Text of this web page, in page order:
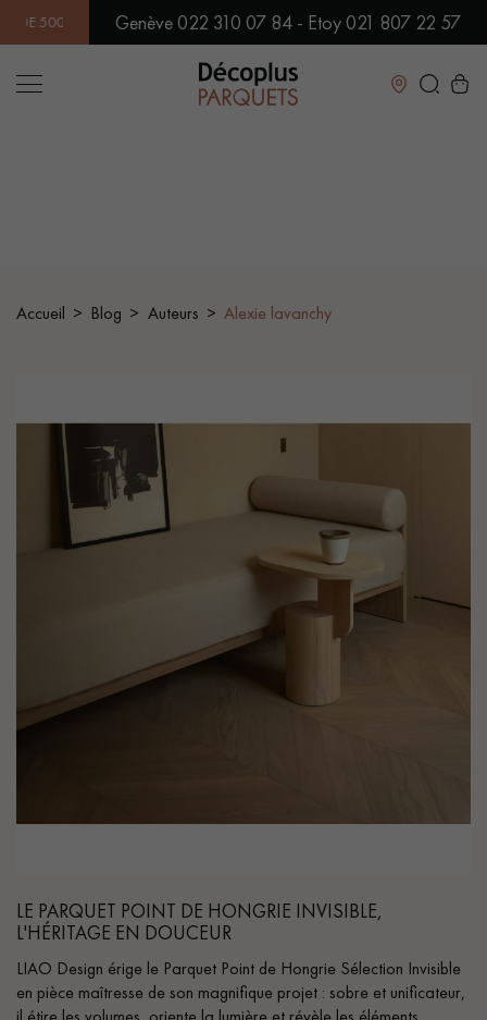
EN SHOWROOM | DISPONIBILITÉ IMMÉDIATE |
Genève 022 310 07 84 - Etoy 021 807 22 57
Fermer
PARQUET HUILÉ
PARQUET VIEILLI PARQUET EN CHÊNE FUMÉ
PARQUET EN CHÊNE
VOUS AVEZ UN PROJET ?
pas dans le choix et la pose de votre parquet.
Accueil Blog Auteurs Alexie lavanchy
LE PARQUET POINT DE HONGRIE INVISIBLE,
L'HÉRITAGE EN DOUCEUR
LIAO Design érige le Parquet Point de Hongrie Sélection Invisible
en pièce maîtresse de son magnifique projet : sobre et unificateur,